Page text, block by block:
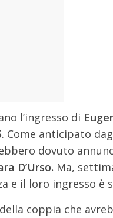
l’ingresso di
. Come anticipato
dovuto
D’Urso. Ma,
e il loro ingresso è
coppia che